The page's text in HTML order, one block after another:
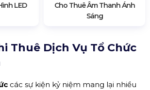
LED
Cho Thuê Âm Thanh Ánh
Sáng
Thuê Dịch Vụ Tổ Chức
các sự kiện kỷ niệm mang lại nhiều